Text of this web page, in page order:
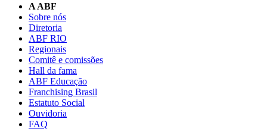
A ABF
Sobre nós
Diretoria
ABF RIO
Regionais
Comitê e comissões
Hall da fama
ABF Educação
Franchising Brasil
Estatuto Social
Ouvidoria
FAQ